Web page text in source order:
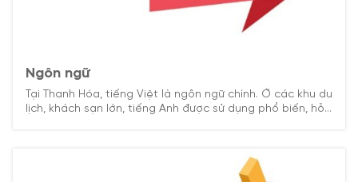
Ngôn ngữ
Tại Thanh Hóa, tiếng Việt là ngôn ngữ chính. Ở các khu du
lịch, khách sạn lớn, tiếng Anh được sử dụng phổ biến, hỗ